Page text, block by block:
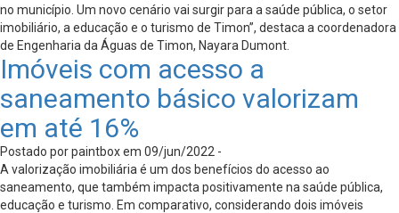
no município. Um novo cenário vai surgir para a saúde pública, o setor
imobiliário, a educação e o turismo de Timon”, destaca a coordenadora
de Engenharia da Águas de Timon, Nayara Dumont.
Imóveis com acesso a
saneamento básico valorizam
em até 16%
Postado por paintbox em 09/jun/2022 -
A valorização imobiliária é um dos benefícios do acesso ao
saneamento, que também impacta positivamente na saúde pública,
educação e turismo. Em comparativo, considerando dois imóveis